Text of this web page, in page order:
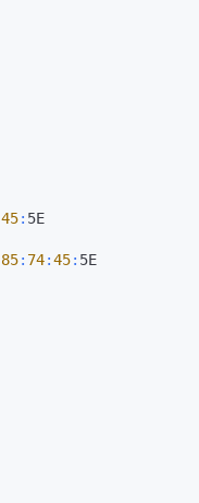
45: 5E
85: 74:45: 5E